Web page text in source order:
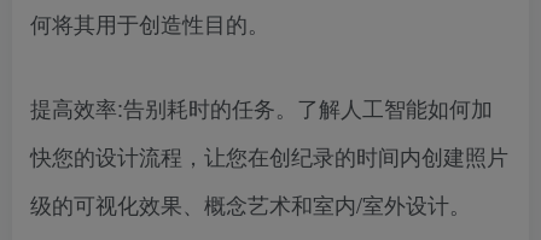
何将其用于创造性目的。
提高效率:告别耗时的任务。了解人工智能如何加
快您的设计流程，让您在创纪录的时间内创建照片
级的可视化效果、概念艺术和室内/室外设计。